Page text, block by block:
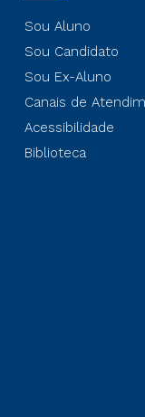
Sou Aluno
Sou Candidato
Sou Ex-Aluno
Canais de
Acessibilidade
Biblioteca